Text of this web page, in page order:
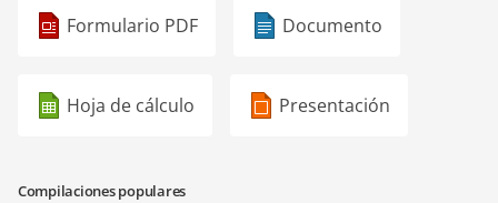
Formulario PDF Documento
Hoja de cálculo Presentación
Compilaciones populares